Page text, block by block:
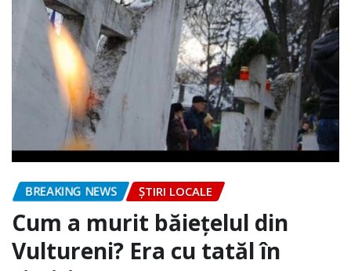
BREAKING NEWS ȘTIRI LOCALE
Cum a murit băiețelul din
Vultureni? Era cu tatăl în